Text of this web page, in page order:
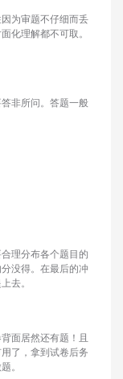
为审题不仔细而丢
化理解都不可取。
非所问。答题一般
理分布各个题目的
没得。在最后的冲
去。
面居然还有题！且
了，拿到试卷后务
。